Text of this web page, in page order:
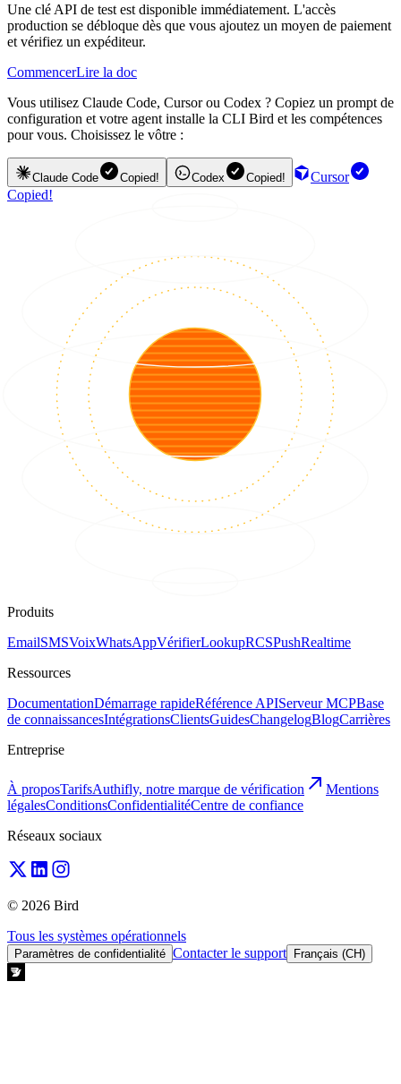
Une clé API de test est disponible immédiatement. L'accès
production se débloque dès que vous ajoutez un moyen de paiement
et vérifiez un expéditeur.
CommencerLire la doc
Vous utilisez Claude Code, Cursor ou Codex ? Copiez un prompt de
configuration et votre agent installe la CLI Bird et les compétences
pour vous. Choisissez le vôtre :
Claude Code Copied! Codex Copied!
Cursor
Copied!
Produits
EmailSMSVoixWhatsAppVérifierLookupRCSPushRealtime
Ressources
DocumentationDémarrage rapideRéférence APIServeur MCPBase
de connaissancesIntégrationsClientsGuidesChangelogBlogCarrières
Entreprise
À proposTarifsAuthifly, notre marque de vérification
Mentions
légalesConditionsConfidentialitéCentre de confiance
Réseaux sociaux
© 2026 Bird
Tous les systèmes opérationnels
Paramètres de confidentialité Contacter le support Français (CH)